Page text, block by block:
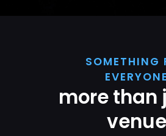
SOMETHING
EVERYONE
more than
venue